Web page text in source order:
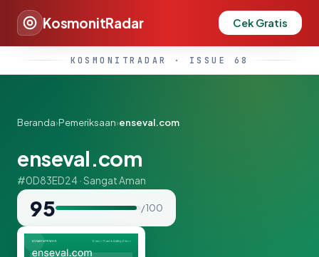
KosmonitRadar Cek Gratis
KOSMONITRADAR · ISSUE 68
Beranda›Pemeriksaan›enseval.com
enseval.com
#0D83ED24 · Sangat Aman
95 / 100